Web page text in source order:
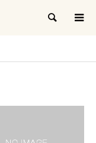
検索